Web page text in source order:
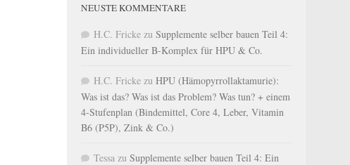
NEUSTE KOMMENTARE
H.C. Fricke zu Supplemente selber bauen Teil 4:
Ein individueller B-Komplex für HPU & Co.
H.C. Fricke zu HPU (Hämopyrrollaktamurie):
Was ist das? Was ist das Problem? Was tun? + einem
4-Stufenplan (Bindemittel, Core 4, Leber, Vitamin
B6 (P5P), Zink & Co.)
Tessa zu Supplemente selber bauen Teil 4: Ein